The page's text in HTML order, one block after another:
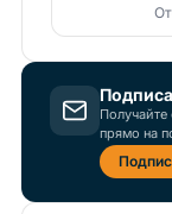
прямо на